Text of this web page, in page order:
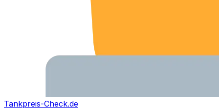
Tankpreis-Check.de